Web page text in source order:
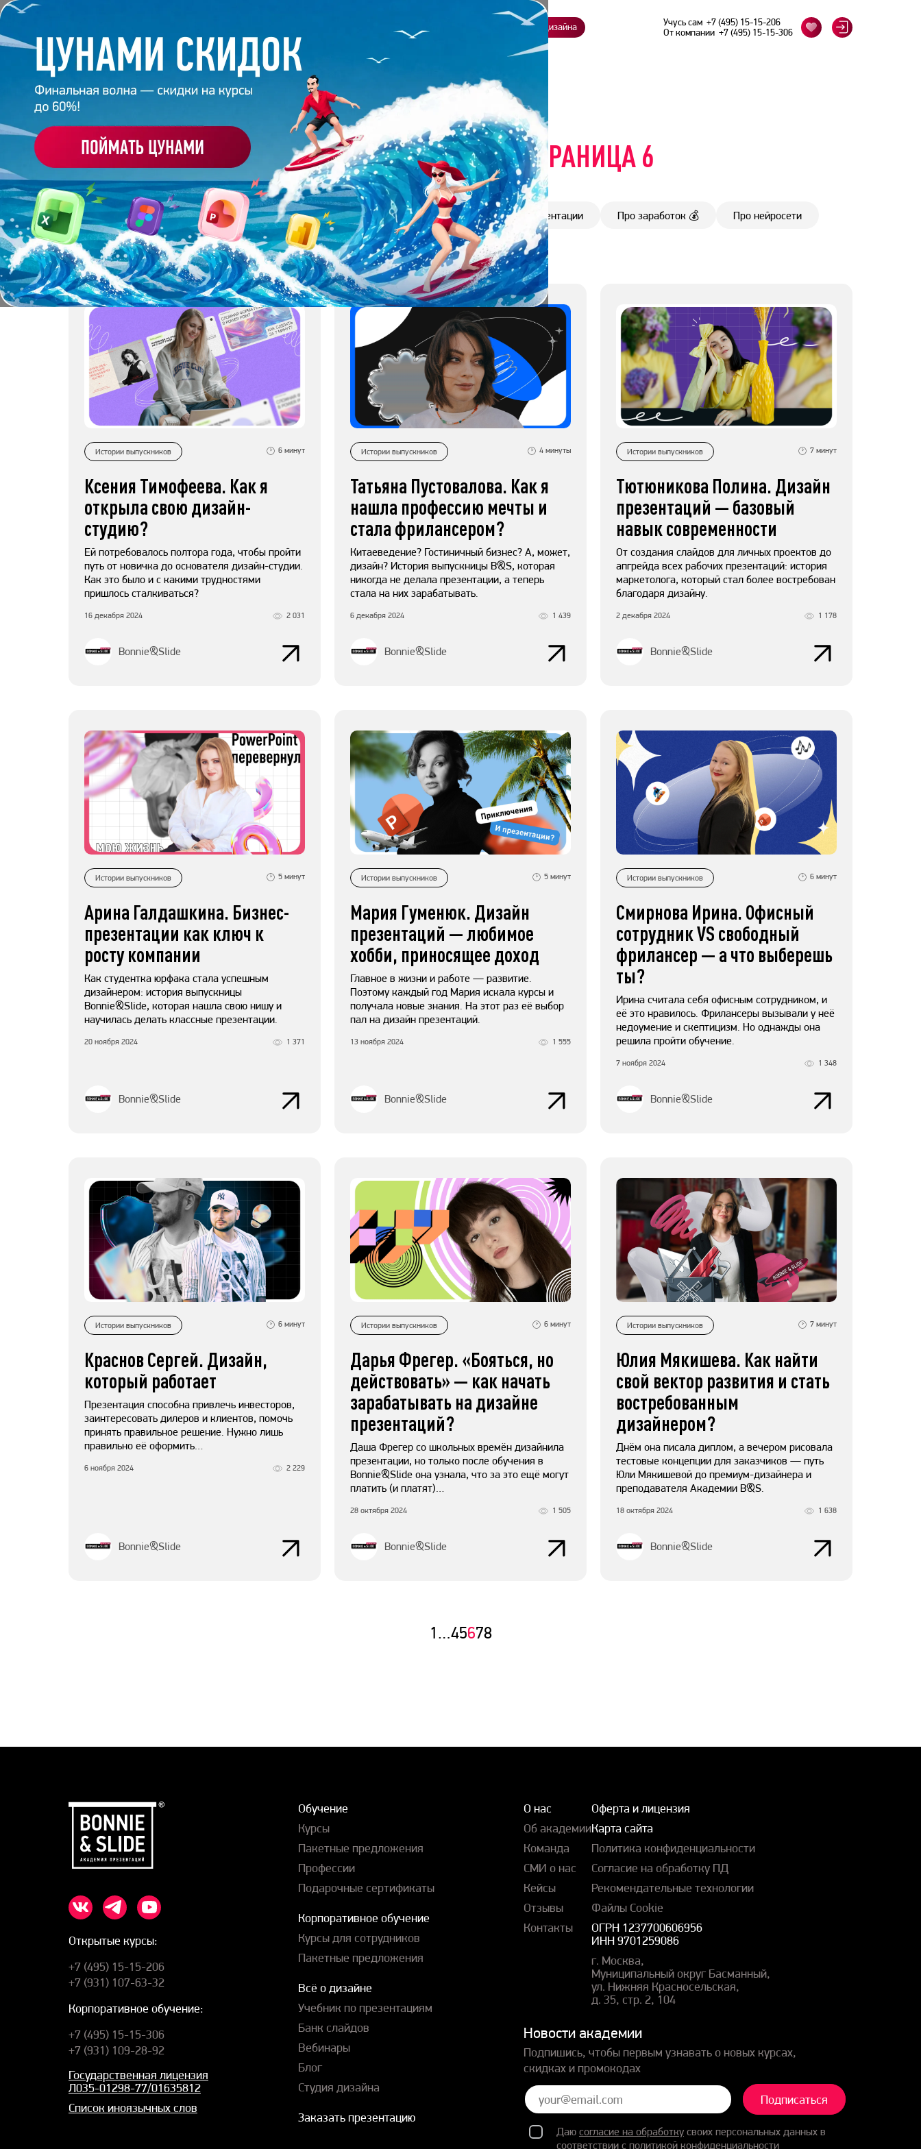
Студия дизайна Учусь сам +7 (495) 15-15-206
От компании +7 (495) 15-15-306
Главная
ИСТОРИИ ВЫПУСКНИКОВ BONNIE&SLIDE| СТРАНИЦА 6
Истории выпускников Показать всё Бизнес Гайды Дизайн Презентации Про заработок 💰 Про нейросети
Профессии Цвет
Истории выпускников 6 минут
Ксения Тимофеева. Как я
открыла свою дизайн-
студию?
Ей потребовалось полтора года, чтобы пройти
путь от новичка до основателя дизайн-студии.
Как это было и с какими трудностями
пришлось сталкиваться?
16 декабря 2024 2 031
Bonnie&Slide
Истории выпускников 4 минуты
Татьяна Пустовалова. Как я
нашла профессию мечты и
стала фрилансером?
Китаеведение? Гостиничный бизнес? А, может,
дизайн? История выпускницы B&S, которая
никогда не делала презентации, а теперь
стала на них зарабатывать.
6 декабря 2024 1 439
Bonnie&Slide
Истории выпускников 7 минут
Тютюникова Полина. Дизайн
презентаций — базовый
навык современности
От создания слайдов для личных проектов до
апгрейда всех рабочих презентаций: история
маркетолога, который стал более востребован
благодаря дизайну.
2 декабря 2024 1 178
Bonnie&Slide
Истории выпускников 5 минут
Арина Галдашкина. Бизнес-
презентации как ключ к
росту компании
Как студентка юрфака стала успешным
дизайнером: история выпускницы
Bonnie&Slide, которая нашла свою нишу и
научилась делать классные презентации.
20 ноября 2024 1 371
Bonnie&Slide
Истории выпускников 5 минут
Мария Гуменюк. Дизайн
презентаций — любимое
хобби, приносящее доход
Главное в жизни и работе — развитие.
Поэтому каждый год Мария искала курсы и
получала новые знания. На этот раз её выбор
пал на дизайн презентаций.
13 ноября 2024 1 555
Bonnie&Slide
Истории выпускников 6 минут
Смирнова Ирина. Офисный
сотрудник VS свободный
фрилансер — а что выберешь
ты?
Ирина считала себя офисным сотрудником, и
её это нравилось. Фрилансеры вызывали у неё
недоумение и скептицизм. Но однажды она
решила пройти обучение.
7 ноября 2024 1 348
Bonnie&Slide
Истории выпускников 6 минут
Краснов Сергей. Дизайн,
который работает
Презентация способна привлечь инвесторов,
заинтересовать дилеров и клиентов, помочь
принять правильное решение. Нужно лишь
правильно её оформить…
6 ноября 2024 2 229
Bonnie&Slide
Истории выпускников 6 минут
Дарья Фрегер. «Бояться, но
действовать» — как начать
зарабатывать на дизайне
презентаций?
Даша Фрегер со школьных времён дизайнила
презентации, но только после обучения в
Bonnie&Slide она узнала, что за это ещё могут
платить (и платят)…
28 октября 2024 1 505
Bonnie&Slide
Истории выпускников 7 минут
Юлия Мякишева. Как найти
свой вектор развития и стать
востребованным
дизайнером?
Днём она писала диплом, а вечером рисовала
тестовые концепции для заказчиков — путь
Юли Мякишевой до премиум-дизайнера и
преподавателя Академии B&S.
18 октября 2024 1 638
Bonnie&Slide
1…45678
Открытые курсы:
+7 (495) 15-15-206
+7 (931) 107-63-32
Корпоративное обучение:
+7 (495) 15-15-306
+7 (931) 109-28-92
Государственная лицензия
Л035-01298-77/01635812
Список иноязычных слов
Обучение
Курсы
Пакетные предложения
Профессии
Подарочные сертификаты
Корпоративное обучение
Курсы для сотрудников
Пакетные предложения
Всё о дизайне
Учебник по презентациям
Банк слайдов
Вебинары
Блог
Студия дизайна
Заказать презентацию
О нас
Об академии
Команда
СМИ о нас
Кейсы
Отзывы
Контакты
Оферта и лицензия
Карта сайта
Политика конфиденциальности
Согласие на обработку ПД
Рекомендательные технологии
Файлы Cookie
ОГРН 1237700606956
ИНН 9701259086
г. Москва,
Муниципальный округ Басманный,
ул. Нижняя Красносельская,
д. 35, стр. 2, 104
Новости академии
Подпишись, чтобы первым узнавать о новых курсах,
скидках и промокодах
Подписаться
Даю согласие на обработку своих персональных данных в
соответствии с политикой конфиденциальности